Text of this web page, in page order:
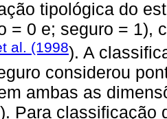
tipológica do
= 0 e; seguro = 1),
al. (1998). A
considerou
ambas as
Para classificação